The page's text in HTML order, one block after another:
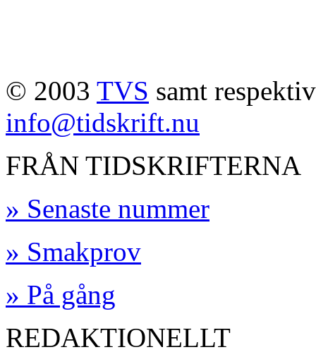
© 2003 TVS samt
info@tidskrift.nu
FRÅN TIDSKRIFTERNA
» Senaste nummer
» Smakprov
» På gång
REDAKTIONELLT